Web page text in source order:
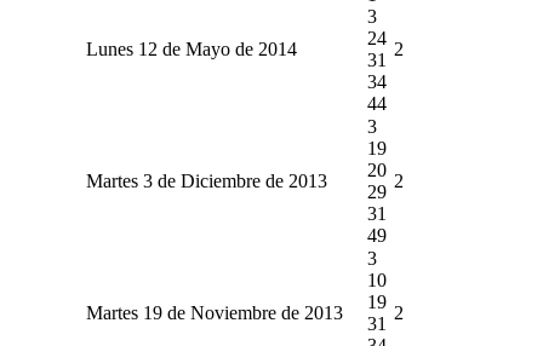
Lunes 12 de Mayo de 2014
3
24
31
34
44
2
Martes 3 de Diciembre de 2013
3
19
20
29
31
49
2
Martes 19 de Noviembre de 2013
3
10
19
31
2